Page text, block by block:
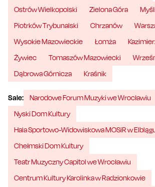
Ostrów Wielkopolski
Zielona Góra
Piotrków Trybunalski
Chrzanów
Wysokie Mazowieckie
Łomża
Żywiec
Tomaszów Mazowiecki
Dąbrowa Górnicza
Kraśnik
Sale:
Narodowe Forum Muzyki we Wrocławiu
Nyski Dom Kultury
Hala Sportowo-Widowiskowa MOSiR w
Chełmski Dom Kultury
Teatr Muzyczny Capitol we Wrocławiu
Centrum Kultury Karolinka w Radzionkowie